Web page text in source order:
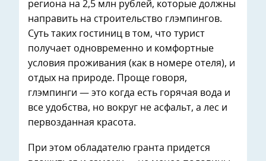
региона на 2,5 млн рублей, которые должны
направить на строительство глэмпингов.
Суть таких гостиниц в том, что турист
получает одновременно и комфортные
условия проживания (как в номере отеля), и
отдых на природе. Проще говоря,
глэмпинги — это когда есть горячая вода и
все удобства, но вокруг не асфальт, а лес и
первозданная красота.
При этом обладателю гранта придется